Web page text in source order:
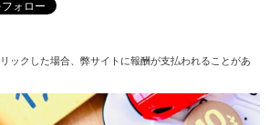
ックした場合、弊サイトに報酬が支払われることがあ